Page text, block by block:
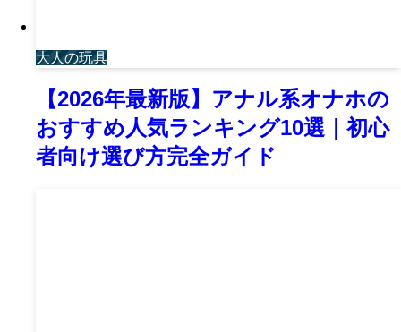
大人の玩具
【2026年最新版】アナル系オナホの
おすすめ人気ランキング10選｜初心
者向け選び方完全ガイド